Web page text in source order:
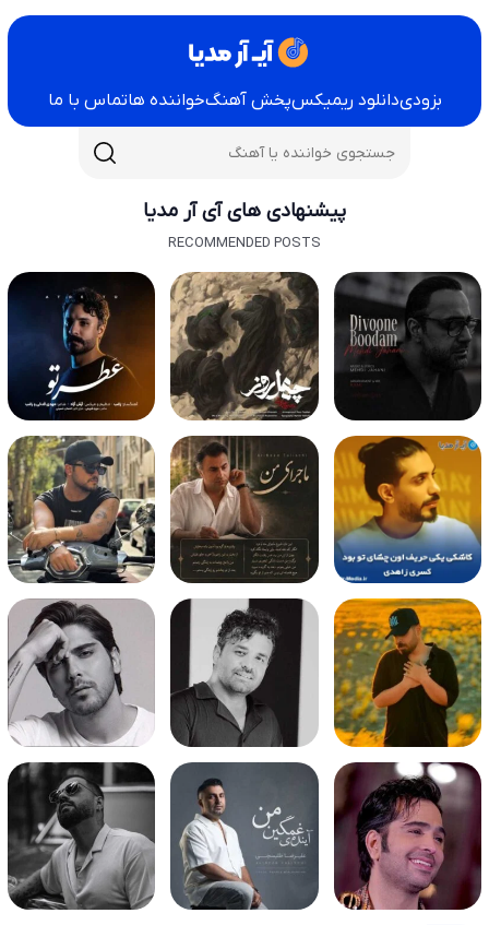
بزودیدانلود ریمیکسپخش آهنگخواننده هاتماس با ما
پیشنهادی های آی آر مدیا
RECOMMENDED POSTS